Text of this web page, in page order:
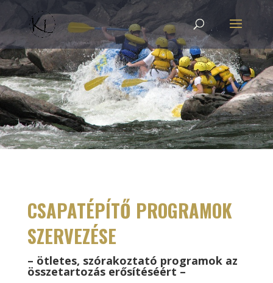
CSAPATÉPÍTŐ PROGRAMOK
SZERVEZÉSE
– ötletes, szórakoztató programok az
összetartozás erősítéséért –